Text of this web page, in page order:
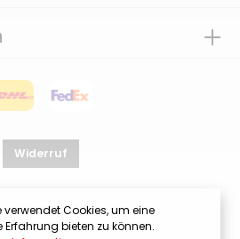
Widerruf
verwendet Cookies, um eine
bieten zu können.